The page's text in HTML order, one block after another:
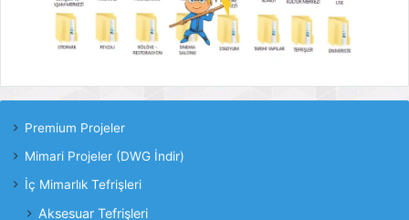
Premium Projeler
Mimari Projeler (DWG İndir)
İç Mimarlık Tefrişleri
Aksesuar Tefrişleri